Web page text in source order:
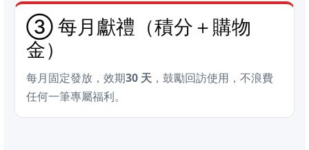
③ 每月獻禮（積分＋購物
金）
每月固定發放，效期30 天 ，鼓勵回訪使用，不浪費
任何一筆專屬福利。